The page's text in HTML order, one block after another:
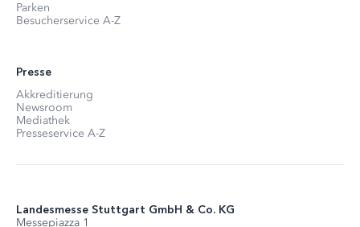
Parken
Besucherservice A-Z
Presse
Akkreditierung
Newsroom
Mediathek
Presseservice A-Z
Landesmesse Stuttgart GmbH & Co. KG
Messepiazza 1